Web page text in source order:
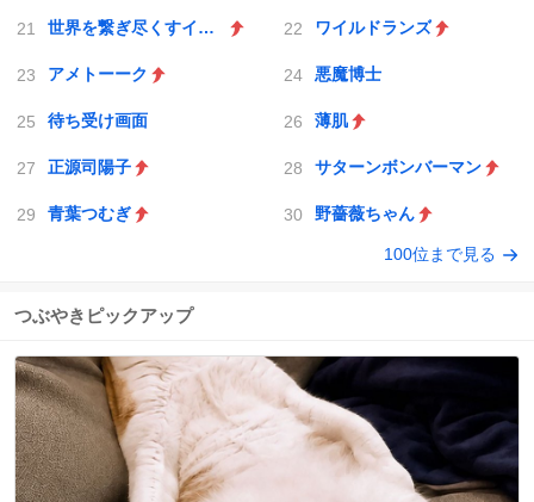
世界を繋ぎ尽くすインターネット巫女 ワイルドランズ
アメトーーク 悪魔博士
待ち受け画面 薄肌
正源司陽子 サターンボンバーマン
青葉つむぎ 野薔薇ちゃん
100位まで見る
つぶやきピックアップ